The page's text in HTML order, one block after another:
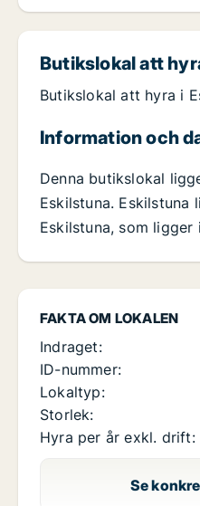
FAKTA OM LOKALEN
Indraget:
ID-nummer:
Lokaltyp:
Storlek:
Hyra per år exkl. drift:
Se
Butikslokal att
Butikslokal att hyra i
Information och
Denna butikslokal
Eskilstuna. Eskilstuna
Eskilstuna, som ligger